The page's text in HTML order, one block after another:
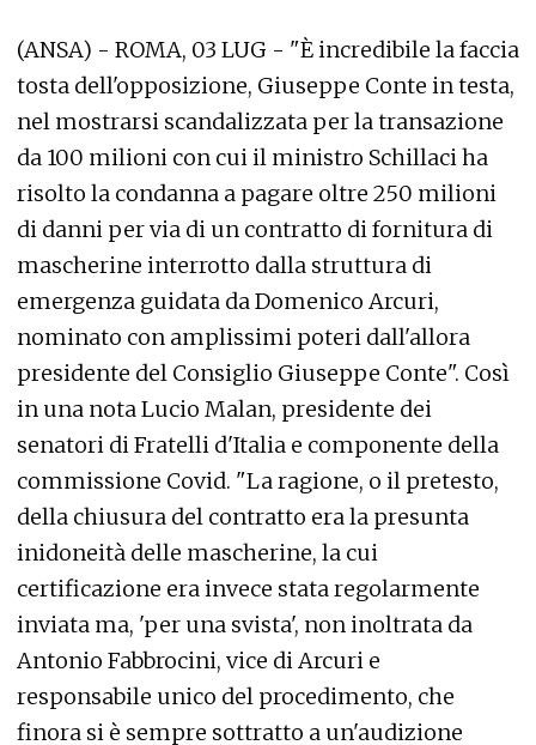
(ANSA) - ROMA, 03 LUG - "È incredibile la faccia
tosta dell'opposizione, Giuseppe Conte in testa,
nel mostrarsi scandalizzata per la transazione
da 100 milioni con cui il ministro Schillaci ha
risolto la condanna a pagare oltre 250 milioni
di danni per via di un contratto di fornitura di
mascherine interrotto dalla struttura di
emergenza guidata da Domenico Arcuri,
nominato con amplissimi poteri dall'allora
presidente del Consiglio Giuseppe Conte". Così
in una nota Lucio Malan, presidente dei
senatori di Fratelli d'Italia e componente della
commissione Covid. "La ragione, o il pretesto,
della chiusura del contratto era la presunta
inidoneità delle mascherine, la cui
certificazione era invece stata regolarmente
inviata ma, 'per una svista', non inoltrata da
Antonio Fabbrocini, vice di Arcuri e
responsabile unico del procedimento, che
finora si è sempre sottratto a un'audizione